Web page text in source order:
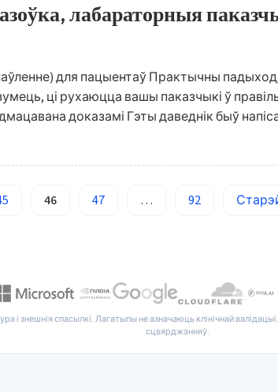
лабараторныя
для пацыентаў Практычны
ці рухаюцца вашы паказчыкі ў
доказамі Гэты даведнік быў
46 47 … 92
і знешнія спасылкі. Лагатыпы не азначаюць клінічнай
сцвярджэнняў.